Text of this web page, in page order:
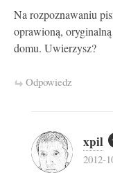
Na rozpoznawaniu
oprawioną,
domu. Uwierzysz?
Odpowiedz
xpil
2012-